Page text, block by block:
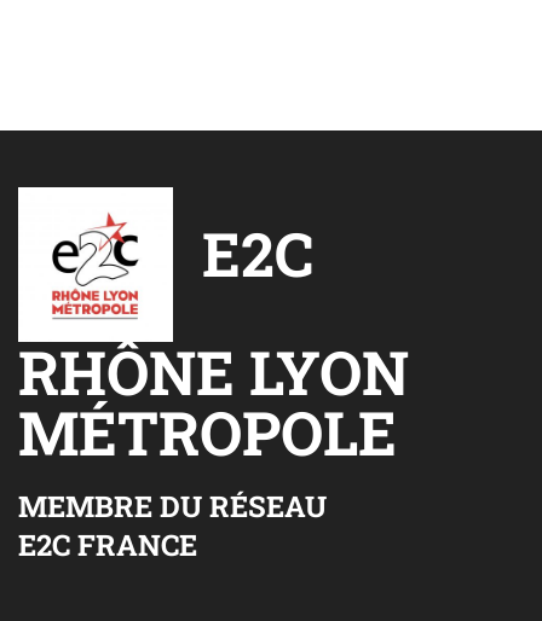
E2C
RHÔNE LYON
MÉTROPOLE
MEMBRE DU RÉSEAU
E2C FRANCE